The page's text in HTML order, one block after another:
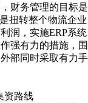
财务管理的目标是
扭转整个物流企业
润，实施ERP系统
强有力的措施，围
部同时采取有力手
资路线